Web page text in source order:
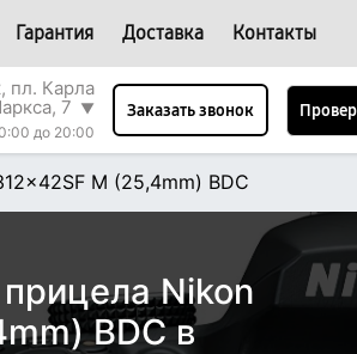
Гарантия Доставка Контакты
пл. Карла
7 ▼
до 20:00
Заказать звонок
M (25,4mm) BDC
Nikon
BDC в